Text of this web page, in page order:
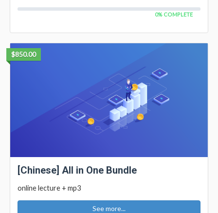
0% COMPLETE
$850.00
[Chinese] All in One Bundle
online lecture + mp3
See more...